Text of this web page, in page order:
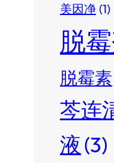
美因净 (1)
脱
脱霉素
芩连
液(3)